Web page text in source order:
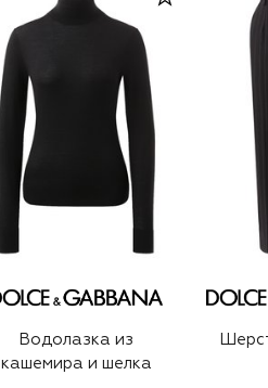
Водолазка из
кашемира и шелка